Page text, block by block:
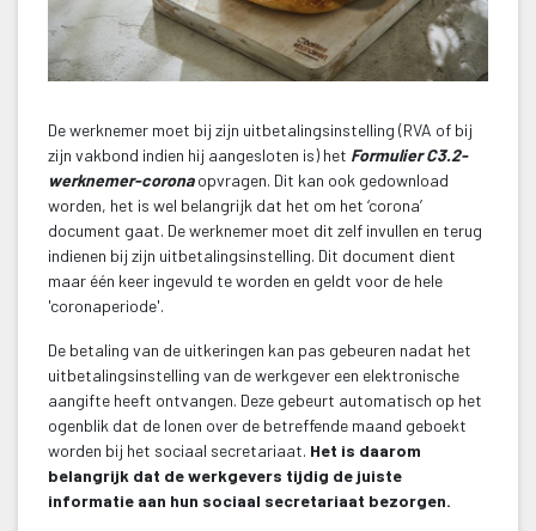
De werknemer moet bij zijn uitbetalingsinstelling (RVA of bij
zijn vakbond indien hij aangesloten is) het Formulier C3.2-
werknemer-corona opvragen. Dit kan ook gedownload
worden, het is wel belangrijk dat het om het ‘corona’
document gaat. De werknemer moet dit zelf invullen en terug
indienen bij zijn uitbetalingsinstelling. Dit document dient
maar één keer ingevuld te worden en geldt voor de hele
'coronaperiode'.
De betaling van de uitkeringen kan pas gebeuren nadat het
uitbetalingsinstelling van de werkgever een elektronische
aangifte heeft ontvangen. Deze gebeurt automatisch op het
ogenblik dat de lonen over de betreffende maand geboekt
worden bij het sociaal secretariaat. Het is daarom
belangrijk dat de werkgevers tijdig de juiste
informatie aan hun sociaal secretariaat bezorgen.